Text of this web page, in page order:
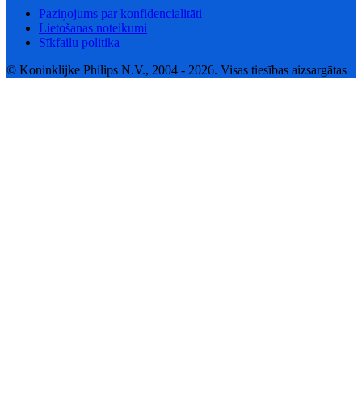
Paziņojums par konfidencialitāti
Lietošanas noteikumi
Sīkfailu politika
© Koninklijke Philips N.V., 2004 - 2026. Visas tiesības aizsargātas